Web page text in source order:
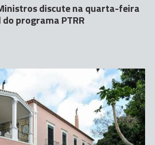
discute na quarta-feira
programa PTRR